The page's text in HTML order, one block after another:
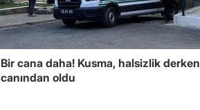
Bir cana daha! Kusma, halsizlik derken
canından oldu